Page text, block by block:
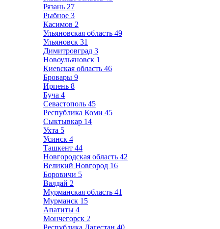
Рязань 27
Рыбное 3
Касимов 2
Ульяновская область 49
Ульяновск 31
Димитровград 3
Новоульяновск 1
Киевская область 46
Бровары 9
Ирпень 8
Буча 4
Севастополь 45
Республика Коми 45
Сыктывкар 14
Ухта 5
Усинск 4
Ташкент 44
Новгородская область 42
Великий Новгород 16
Боровичи 5
Валдай 2
Мурманская область 41
Мурманск 15
Апатиты 4
Мончегорск 2
Республика Дагестан 40